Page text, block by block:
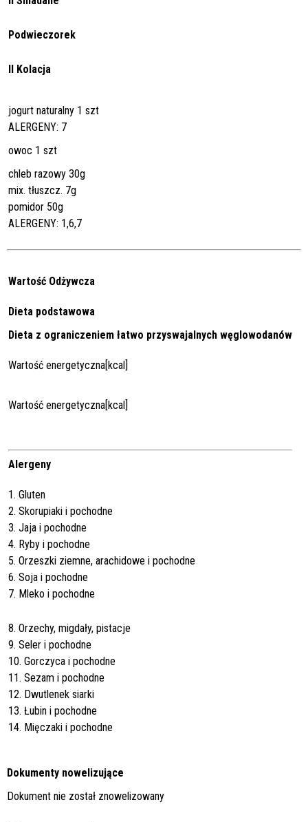
Podwieczorek
II Kolacja
jogurt naturalny 1 szt
ALERGENY: 7
owoc 1 szt
chleb razowy 30g
mix. tłuszcz. 7g
pomidor 50g
ALERGENY: 1,6,7
Wartość Odżywcza
Dieta podstawowa
Dieta z ograniczeniem łatwo przyswajalnych węglowodanów
Wartość energetyczna[kcal]
Wartość energetyczna[kcal]
Alergeny
1. Gluten
2. Skorupiaki i pochodne
3. Jaja i pochodne
4. Ryby i pochodne
5. Orzeszki ziemne, arachidowe i pochodne
6. Soja i pochodne
7. Mleko i pochodne
8. Orzechy, migdały, pistacje
9. Seler i pochodne
10. Gorczyca i pochodne
11. Sezam i pochodne
12. Dwutlenek siarki
13. Łubin i pochodne
14. Mięczaki i pochodne
Dokumenty nowelizujące
Dokument nie został znowelizowany